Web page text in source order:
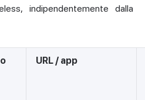
indipendentemente dalla
URL / app